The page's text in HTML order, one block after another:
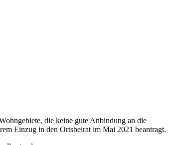
die keine gute Anbindung an die
Einzug in den Ortsbeirat im Mai 2021 beantragt.